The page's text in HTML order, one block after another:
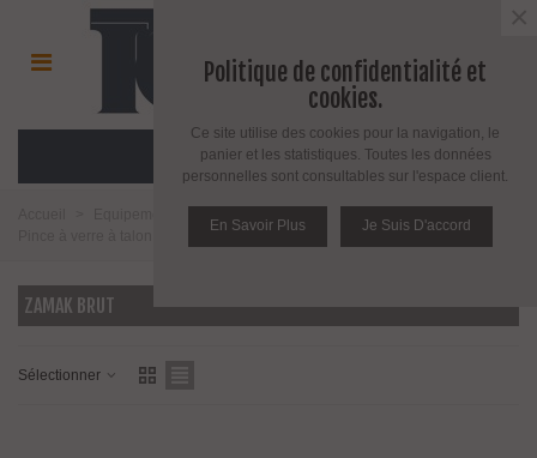
MENU
ZAMAK BRUT
Sélectionner
Politique de confidentialité et
cookies.
Ce site utilise des cookies pour la navigation, le
panier et les statistiques. Toutes les données
personnelles sont consultables sur l'espace client.
En Savoir Plus Je Suis D'accord